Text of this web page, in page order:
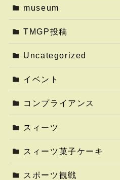
museum
TMGP投稿
Uncategorized
イベント
コンプライアンス
スィーツ
スィーツ菓子ケーキ
スポーツ観戦